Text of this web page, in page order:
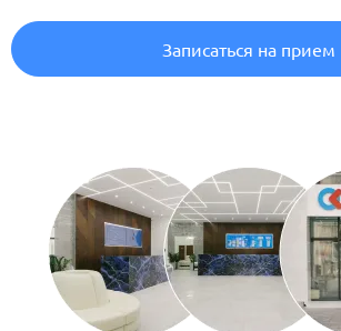
Записаться на прием